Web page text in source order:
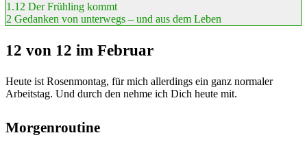
1.12 Der Frühling kommt
2 Gedanken von unterwegs – und aus dem Leben
12 von 12 im Februar
Heute ist Rosenmontag, für mich allerdings ein ganz normaler
Arbeitstag. Und durch den nehme ich Dich heute mit.
Morgenroutine